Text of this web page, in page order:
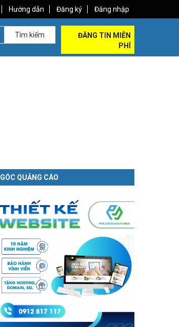
Hướng dẫn Đăng ký Đăng nhập
Tìm kiếm
ĐĂNG TIN MIỄN
PHÍ
GÓC QUẢNG CÁO